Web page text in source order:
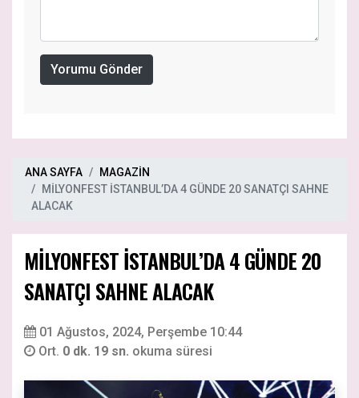
Yorumu Gönder
ANA SAYFA
MAGAZİN
MİLYONFEST İSTANBUL’DA 4 GÜNDE 20 SANATÇI SAHNE
ALACAK
MİLYONFEST İSTANBUL’DA 4 GÜNDE 20
SANATÇI SAHNE ALACAK
01 Ağustos, 2024, Perşembe 10:44
Ort. 0 dk. 19 sn. okuma süresi